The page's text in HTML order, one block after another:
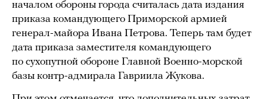
началом обороны города считалась дата издания
приказа командующего Приморской армией
генерал-майора Ивана Петрова. Теперь там будет
дата приказа заместителя командующего
по сухопутной обороне Главной Военно-морской
базы контр-адмирала Гавриила Жукова.